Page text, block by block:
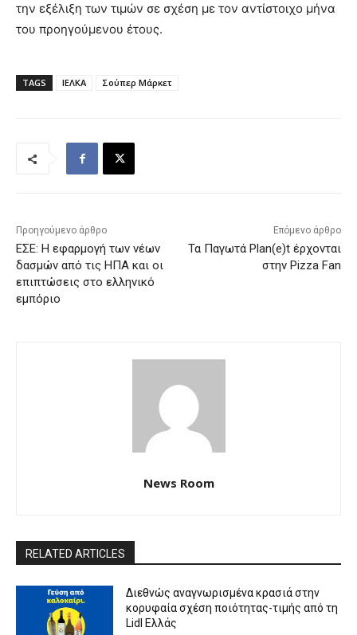
την εξέλιξη των τιμών σε σχέση με τον αντίστοιχο μήνα
του προηγούμενου έτους.
TAGS ΙΕΛΚΑ Σούπερ Μάρκετ
Προηγούμενο άρθρο
ΕΣΕ: Η εφαρμογή των νέων
δασμών από τις ΗΠΑ και οι
επιπτώσεις στο ελληνικό
εμπόριο
Επόμενο άρθρο
Τα Παγωτά Plan(e)t έρχονται
στην Pizza Fan
News Room
RELATED ARTICLES
Διεθνώς αναγνωρισμένα κρασιά στην
κορυφαία σχέση ποιότητας-τιμής από τη
Lidl Ελλάς